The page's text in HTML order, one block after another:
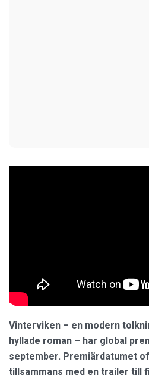
Vinterviken – en modern
hyllade roman – har global
september. Premiärdatumet
tillsammans med en trailer till